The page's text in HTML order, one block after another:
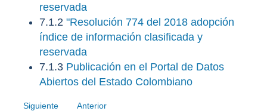
reservada
7.1.2"Resolución 774 del 2018 adopción
índice de información clasificada y
reservada
7.1.3 Publicación en el Portal de Datos
Abiertos del Estado Colombiano
Siguiente Anterior